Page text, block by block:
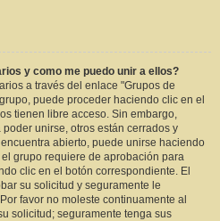
y como me puedo unir a ellos?
a través del enlace "Grupos de
puede proceder haciendo clic en el
tienen libre acceso. Sin embargo,
unirse, otros están cerrados y
abierto, puede unirse haciendo
grupo requiere de aprobación para
clic en el botón correspondiente. El
su solicitud y seguramente le
favor no moleste continuamente al
solicitud; seguramente tenga sus